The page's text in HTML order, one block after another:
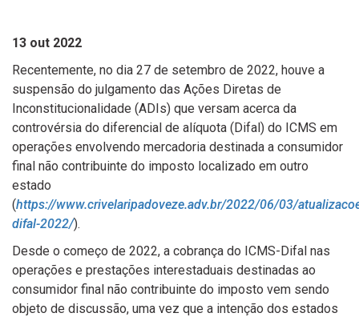
13 out 2022
Recentemente, no dia 27 de setembro de 2022, houve a
suspensão do julgamento das Ações Diretas de
Inconstitucionalidade (ADIs) que versam acerca da
controvérsia do diferencial de alíquota (Difal) do ICMS em
operações envolvendo mercadoria destinada a consumidor
final não contribuinte do imposto localizado em outro
estado
(https://www.crivelaripadoveze.adv.br/2022/06/03/
difal-2022/).
Desde o começo de 2022, a cobrança do ICMS-Difal nas
operações e prestações interestaduais destinadas ao
consumidor final não contribuinte do imposto vem sendo
objeto de discussão, uma vez que a intenção dos estados